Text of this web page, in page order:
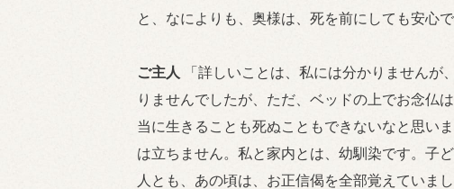
と、なによりも、奥様は、死を前にしても安心
ご主人
「詳しいことは、私には分かりませんが
りませんでしたが、ただ、ベッドの上でお念仏
当に生きることも死ぬこともできないなと思い
は立ちません。私と家内とは、幼馴染です。子
人とも、あの頃は、お正信偈を全部覚えていま